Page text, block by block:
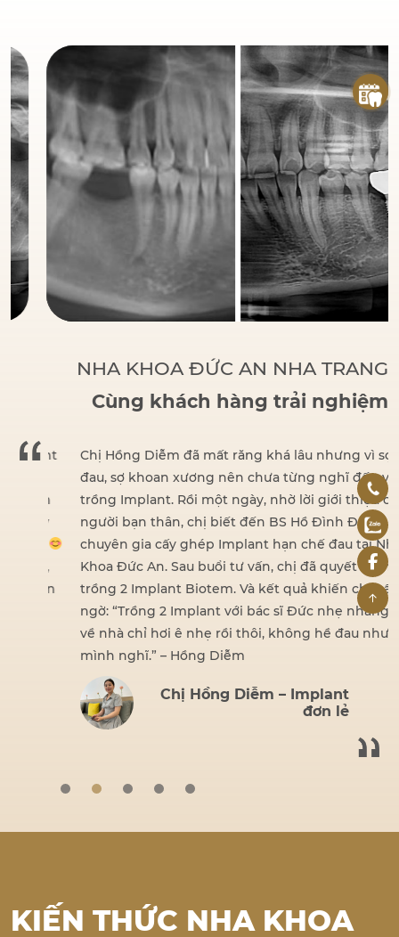
Đức tập trung vào các
phương pháp điều trị
dựa trên khoa học và
thực tiễn, đảm bảo
răng vững chắc, thẩm
mỹ và sử dụng lâu dài.
NHA KHOA ĐỨC AN NHA TRANG
Cùng khách hàng trải nghiệm
Chị Hồng Diễm đã mất răng khá lâu nhưng vì sợ
đau, sợ khoan xương nên chưa từng nghĩ đến việc
trồng Implant. Rồi một ngày, nhờ lời giới thiệu của
người bạn thân, chị biết đến BS Hồ Đình Đức –
chuyên gia cấy ghép Implant hạn chế đau tại Nha
Khoa Đức An. Sau buổi tư vấn, chị đã quyết định
trồng 2 Implant Biotem. Và kết quả khiến chị bất
ngờ: “Trồng 2 Implant với bác sĩ Đức nhẹ nhàng lắm,
về nhà chỉ hơi ê nhẹ rồi thôi, không hề đau như
mình nghĩ.” – Hồng Diễm
Chị Hồng Diễm – Implant
đơn lẻ
KIẾN THỨC NHA KHOA